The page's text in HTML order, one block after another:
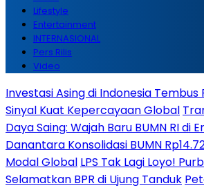
Lifestyle
Entertainment
INTERNASIONAL
Pers Rilis
Video
Investasi Asing di Indonesia Tembus
Sinyal Kuat Kepercayaan Global
Daya Saing: Wajah Baru BUMN RI di
Danantara Konsolidasi BUMN
Modal Global LPS Tak Lagi Loyo!
Selamatkan BPR di Ujung Tanduk